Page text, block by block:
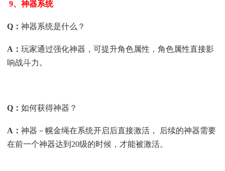
9、神器系统
Q ：神器系统是什么？
A ：玩家通过强化神器，可提升角色属性，角色属性直接影
响战斗力。
Q ：如何获得神器？
A ：神器－幌金绳在系统开启后直接激活， 后续的神器需要
在前一个神器达到20级的时候，才能被激活。